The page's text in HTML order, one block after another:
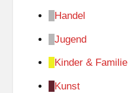
Handel
Jugend
Kinder & Familie
Kunst